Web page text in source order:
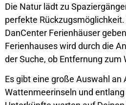
Die Natur lädt zu
perfekte
DanCenter Ferienhäuser
Ferienhauses wird durch die
der Suche, ob Entfernung zum
Es gibt eine große Auswahl
Wattenmeerinseln und